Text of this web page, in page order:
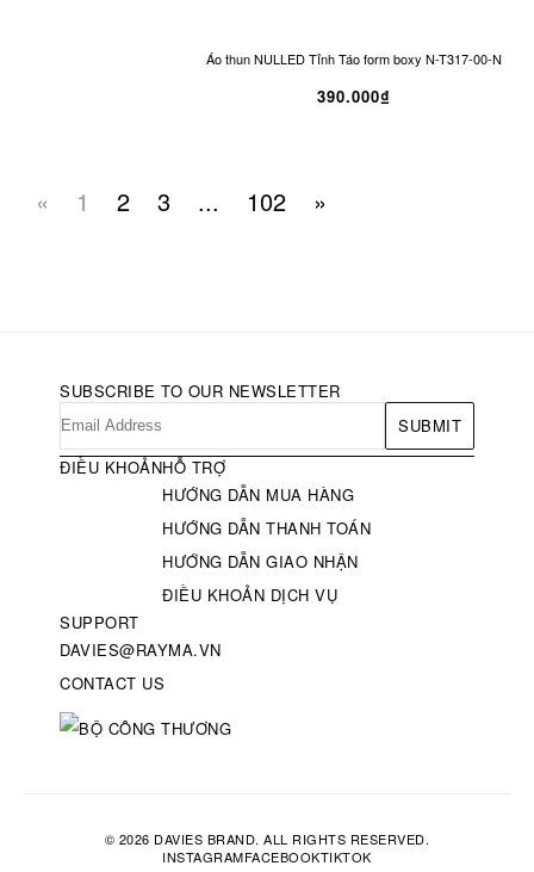
Áo thun NULLED Tỉnh Táo form boxy N-T317-00-N
390.000₫
« 1 2 3 ... 102 »
SUBSCRIBE TO OUR NEWSLETTER
SUBMIT
ĐIỀU KHOẢNHỖ TRỢ
HƯỚNG DẪN MUA HÀNG
HƯỚNG DẪN THANH TOÁN
HƯỚNG DẪN GIAO NHẬN
ĐIỀU KHOẢN DỊCH VỤ
SUPPORT
DAVIES@RAYMA.VN
CONTACT US
© 2026 DAVIES BRAND. ALL RIGHTS RESERVED.
INSTAGRAMFACEBOOKTIKTOK